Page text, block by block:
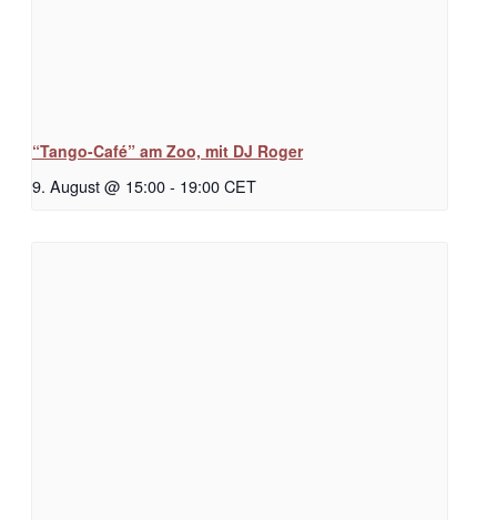
“Tango-Café” am Zoo, mit DJ Roger
9. August @ 15:00- 19:00CET